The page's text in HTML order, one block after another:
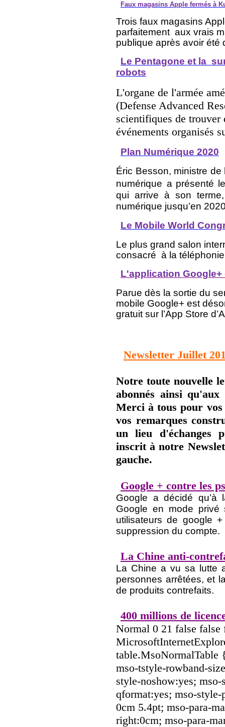
Faux magasins Apple fermés à
Trois faux magasins
parfaitement aux vrais
publique après avoir été
Le Pentagone et la
robots
L'organe de l'armée
(Defense Advanced
scientifiques de trouver
événements organisés
Plan Numérique 2020
Éric Besson, ministre de
numérique a présenté
qui arrive à son
numérique jusqu’en
Le Mobile World
Le plus grand salon
consacré à la
L'application
Parue dès la sortie du
mobile Google+ est
gratuit sur l’App Store
Newsletter Juillet
Notre toute nouvelle
abonnés ainsi
Merci à tous pour vos
vos remarques
un lieu d'échanges
inscrit à notre
gauche.
Google + contre les
Google a décidé
Google en mode privé
utilisateurs de google
suppression du compte.
La Chine anti-
La Chine a vu sa lutte
personnes arrêtées, et
de produits contrefaits.
400 millions de
Normal 0 21 false
table.MsoNormalTable
mso-tstyle-rowband-
style-noshow:yes;
qformat:yes; mso-
0cm 5.4pt; mso-para-
right:0cm; mso-para-